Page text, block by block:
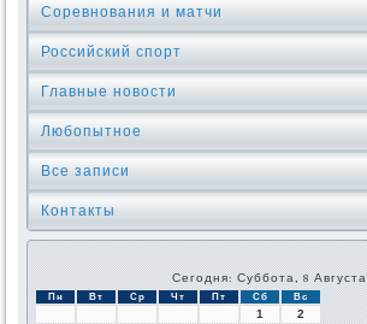
Соревнования и матчи
Российский спорт
Главные новости
Любопытное
Все записи
Контакты
Сегодня: Суббота, 8 Августа
Пн Вт Ср Чт Пт Сб Вс
1
2